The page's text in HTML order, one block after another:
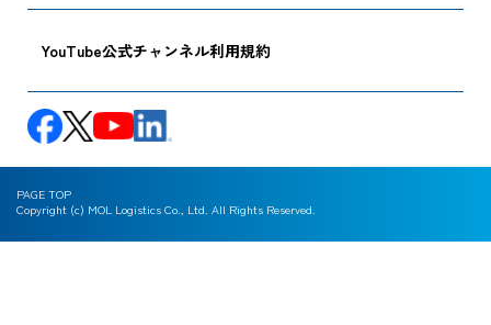
YouTube公式チャンネル利用規約
Copyright (c) MOL Logistics Co., Ltd. All Rights Reserved.
PAGE TOP